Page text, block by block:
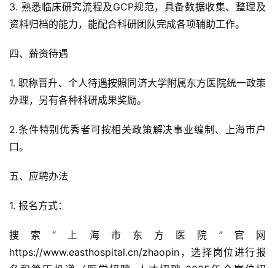
3. 熟悉临床研究流程及GCP规范，具备数据收集、整理及
资料归档的能力，能配合科研团队完成各项辅助工作。
四、薪资待遇
1. 职称晋升、个人待遇按照同济大学附属东方医院统一政策
办理，另有各种科研成果奖励。
2.条件特别优秀者可按相关政策解决事业编制、上海市户
口。
五、应聘办法
1. 报名方式：
搜索“上海市东方医院”官网
https://www.easthospital.cn/zhaopin，选择岗位进行报